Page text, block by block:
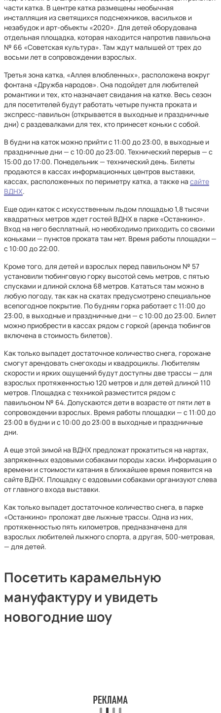
части катка. В центре катка размещены необычная
инсталляция из светящихся подснежников, васильков и
незабудок и арт-объекты «2020». Для детей оборудована
отдельная площадка, которая находится напротив павильона
№ 66 «Советская культура». Там ждут малышей от трех до
восьми лет в сопровождении взрослых.
Третья зона катка, «Аллея влюбленных», расположена вокруг
фонтана «Дружба народов». Она подойдет для любителей
романтики и тех, кто назначает свидания на катке. Весь сезон
для посетителей будут работать четыре пункта проката и
экспресс-павильон (открывается в выходные и праздничные
дни) с раздевалками для тех, кто принесет коньки с собой.
В будни на каток можно прийти с 11:00 до 23:00, в выходные и
праздничные дни — с 10:00 до 23:00. Технический перерыв — с
15:00 до 17:00. Понедельник — технический день. Билеты
продаются в кассах информационных центров выставки,
кассах, расположенных по периметру катка, а также на сайте
ВДНХ.
Еще один каток с искусственным льдом площадью 1,8 тысячи
квадратных метров ждет гостей ВДНХ в парке «Останкино».
Вход на него бесплатный, но необходимо приходить со своими
коньками — пунктов проката там нет. Время работы площадки —
с 10:00 до 22:00.
Кроме того, для детей и взрослых перед павильоном № 57
установили тюбинговую горку высотой семь метров, с пятью
спусками и длиной склона 68 метров. Кататься там можно в
любую погоду, так как на скатах предусмотрено специальное
всепогодное покрытие. По будням горка работает с 11:00 до
23:00, в выходные и праздничные дни — с 10:00 до 23:00. Билет
можно приобрести в кассах рядом с горкой (аренда тюбингов
включена в стоимость билетов).
Как только выпадет достаточное количество снега, горожане
смогут арендовать снегоходы и квадроциклы. Любителям
скорости и ярких ощущений будут доступны две трассы — для
взрослых протяженностью 120 метров и для детей длиной 110
метров. Площадка с техникой разместится рядом с
павильоном № 64. Допускаются дети в возрасте от пяти лет в
сопровождении взрослых. Время работы площадки — с 11:00 до
23:00 в будни и с 10:00 до 23:00 в выходные и праздничные
дни.
А еще этой зимой на ВДНХ предложат прокатиться на нартах,
запряженных ездовыми собаками породы хаски. Информация о
времени и стоимости катания в ближайшее время появится на
сайте ВДНХ. Площадку с ездовыми собаками организуют слева
от главного входа выставки.
Как только выпадет достаточное количество снега, в парке
«Останкино» проложат две лыжные трассы. Одна из них,
протяженностью пять километров, предназначена для
взрослых любителей лыжного спорта, а другая, 500-метровая,
— для детей.
Посетить карамельную
мануфактуру и увидеть
новогодние шоу